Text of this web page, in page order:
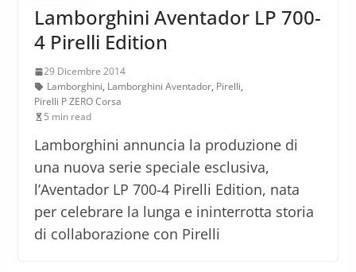
Lamborghini Aventador LP 700-
4 Pirelli Edition
29 Dicembre 2014
Lamborghini, Lamborghini Aventador, Pirelli,
Pirelli P ZERO Corsa
5 min read
Lamborghini annuncia la produzione di
una nuova serie speciale esclusiva,
l’Aventador LP 700-4 Pirelli Edition, nata
per celebrare la lunga e ininterrotta storia
di collaborazione con Pirelli